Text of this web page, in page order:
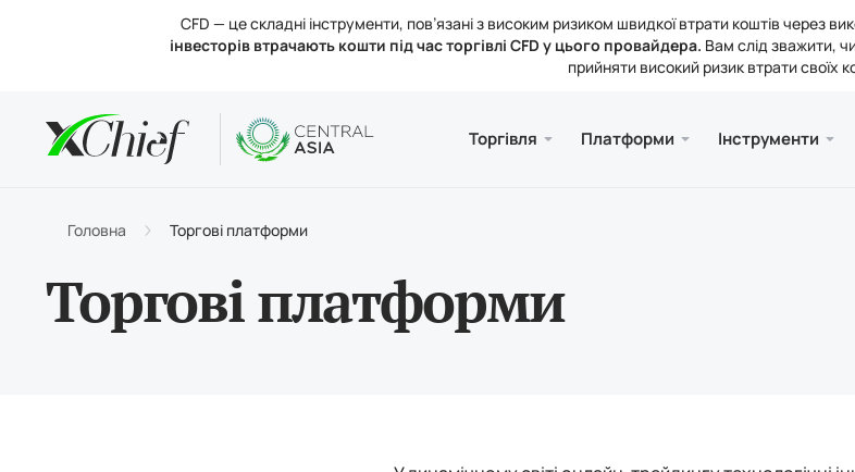
CFD — це складні інструменти, пов’язані з високим ризиком швидкої втрати коштів через
інвесторів втрачають кошти під час торгівлі CFD у цього провайдера. Вам слід зважити,
прийняти високий ризик втрати своїх
Торгівля Платформи
Desktop та Web Інструменти
Аналітика
Про нас
Головна Торгові платформи
Торгові платформи